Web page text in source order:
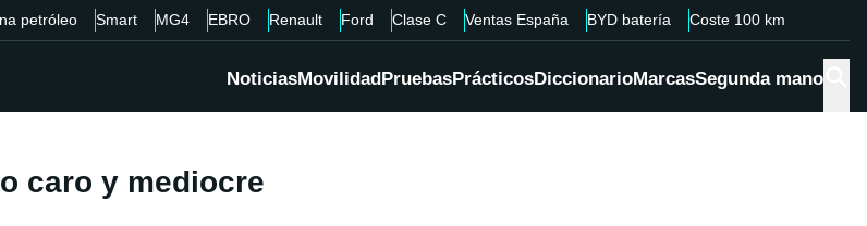
petróleo Smart MG4 EBRO Renault Ford Clase C Ventas España BYD batería Coste 100 km
NoticiasMovilidadPruebasPrácticosDiccionarioMarcasSegunda mano
caro y mediocre